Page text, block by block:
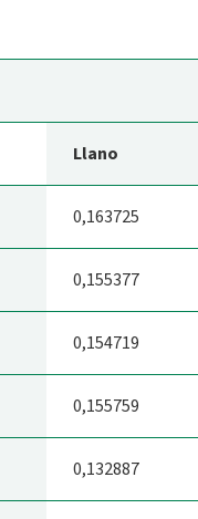
Llano
0,163725
0,155377
0,154719
0,155759
0,132887